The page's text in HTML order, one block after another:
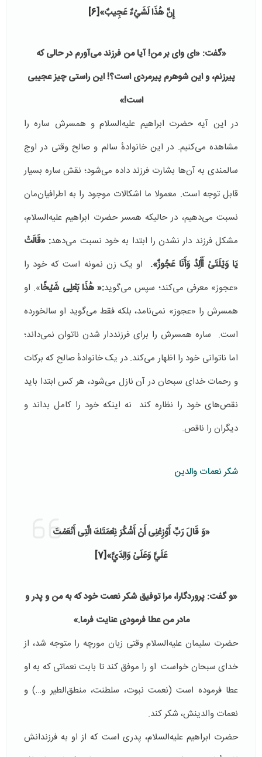
إِنَّ هَٰذَا لَشَيْءٌ عَجِيبٌ»[6]
«گفت: «ای وای بر من! آیا من فرزند می‌آورم در حالی که
پیرزنم، و این شوهرم پیرمردی است؟! این راستی چیز عجیبی
است!»
در این آیه حضرت ابراهیم علیه‌السلام و همسرش ساره را
مشاهده می‌کنیم. در این خانوادهٔ سالم و صالح وقتی در اوج
سالمندی به آن‌ها بشارت فرزند داده می‌شود؛ نقش ساره بسیار
قابل توجه است. معمولا ما اشکالات موجود را به اطرافیان‌مان
نسبت می‌دهیم، در حالیکه همسر حضرت ابراهیم علیه‌السلام،
مشکل فرزند دار نشدن را ابتدا به خود نسبت می‌دهد: «قَالَتْ
يَا وَيْلَتَىٰ أَأَلِدُ وَأَنَا عَجُوزٌ». او یک زن نمونه است که خود را
«عجوز» معرفی می‌کند؛ سپس می‌گوید:« هَٰذَا بَعْلِی شَيْخًا». او
همسرش را «عجوز» نمی‌نامد، بلکه فقط می‌گوید او سالخورده
است. ساره همسرش را برای فرزنددار شدن ناتوان نمی‌داند؛
اما ناتوانی خود را اظهار می‌کند. در یک خانوادهٔ صالح که برکات
و رحمات خدای سبحان در آن نازل می‌شود، هر کس ابتدا باید
نقص‌های خود را نظاره کند نه اینکه خود را کامل بداند و
دیگران را ناقص.
شکر نعمات والدین
«وَ قَالَ رَبِّ أَوْزِعْنِی أَنْ أَشْكُرَ نِعْمَتَكَ الَّتِی أَنْعَمْتَ
عَلَيَّ وَعَلَىٰ وَالِدَيَّ»[7]
«و گفت: پروردگارا، مرا توفیق شکر نعمت خود که به من و پدر و
مادر من عطا فرمودی عنایت فرما.»
حضرت سلیمان علیه‌السلام وقتی زبان مورچه را متوجه شد، از
خدای سبحان خواست او را موفق کند تا بابت نعماتی که به او
عطا فرموده است (نعمت نبوت، سلطنت، منطق‌الطیر و…) و
نعمات والدینش، شکر کند.
حضرت ابراهیم علیه‌السلام، پدری است که از او به فرزندانش